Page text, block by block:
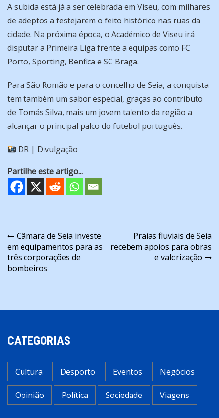
A subida está já a ser celebrada em Viseu, com milhares
de adeptos a festejarem o feito histórico nas ruas da
cidade. Na próxima época, o Académico de Viseu irá
disputar a Primeira Liga frente a equipas como FC
Porto, Sporting, Benfica e SC Braga.
Para São Romão e para o concelho de Seia, a conquista
tem também um sabor especial, graças ao contributo
de Tomás Silva, mais um jovem talento da região a
alcançar o principal palco do futebol português.
DR | Divulgação
Partilhe este artigo...
Navegação
de
artigos
Câmara de Seia investe
em equipamentos para as
três corporações de
bombeiros
Praias fluviais de Seia
recebem apoios para obras
e valorização
CATEGORIAS
Cultura Desporto Eventos Negócios
Opinião Política Sociedade Viagens